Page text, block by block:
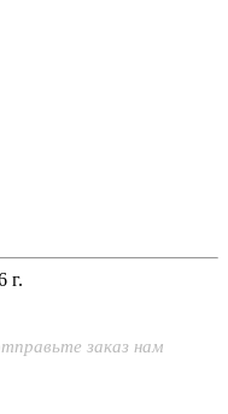
г.
заказ нам